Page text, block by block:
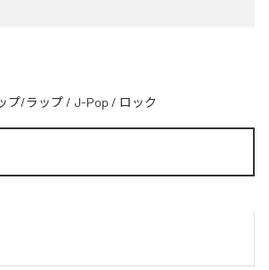
プ/ラップ / J-Pop / ロック